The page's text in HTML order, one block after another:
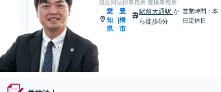
旭合同法律事務所 豊橋事務所
愛
知
県
|
豊
橋
市
駅前大通駅 か
ら徒歩6分
営業時間：本
日定休日